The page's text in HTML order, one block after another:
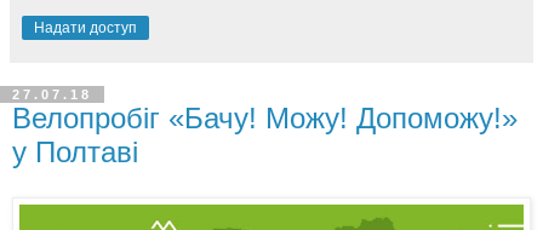
Надати доступ
27.07.18
Велопробіг «Бачу! Можу! Допоможу!»
у Полтаві